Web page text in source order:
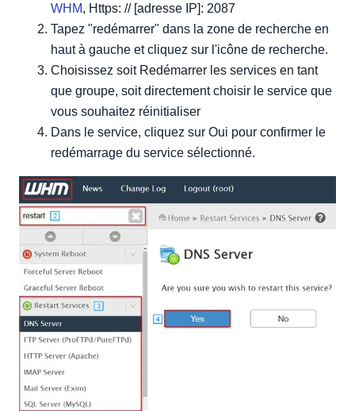
WHM, Https: // [adresse IP]: 2087
Tapez "redémarrer" dans la zone de recherche en
haut à gauche et cliquez sur l'icône de recherche.
Choisissez soit Redémarrer les services en tant
que groupe, soit directement choisir le service que
vous souhaitez réinitialiser
Dans le service, cliquez sur Oui pour confirmer le
redémarrage du service sélectionné.